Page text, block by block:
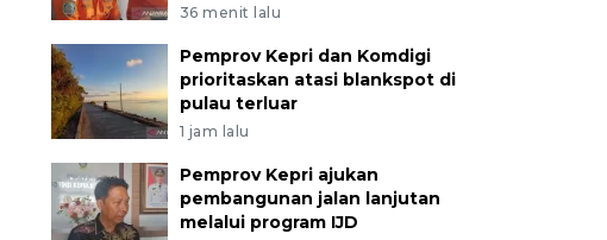
36 menit lalu
Pemprov Kepri dan Komdigi
prioritaskan atasi blankspot di
pulau terluar
1 jam lalu
Pemprov Kepri ajukan
pembangunan jalan lanjutan
melalui program IJD